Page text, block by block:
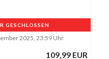
GESCHLOSSEN
2025, 23:59 Uhr
109,99 EUR